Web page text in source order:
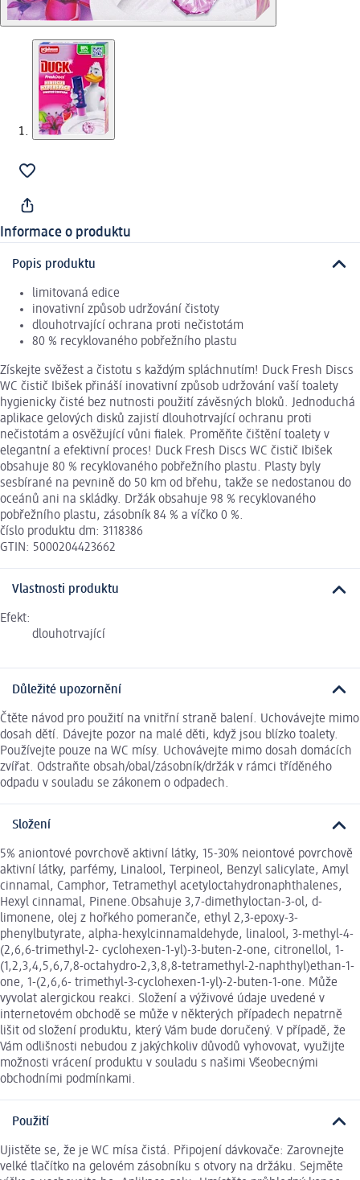
Informace o produktu
Popis produktu
limitovaná edice
inovativní způsob udržování čistoty
dlouhotrvající ochrana proti nečistotám
80 % recyklovaného pobřežního plastu
Získejte svěžest a čistotu s každým spláchnutím! Duck Fresh Discs
WC čistič Ibišek přináší inovativní způsob udržování vaší toalety
hygienicky čisté bez nutnosti použití závěsných bloků. Jednoduchá
aplikace gelových disků zajistí dlouhotrvající ochranu proti
nečistotám a osvěžující vůni fialek. Proměňte čištění toalety v
elegantní a efektivní proces! Duck Fresh Discs WC čistič Ibišek
obsahuje 80 % recyklovaného pobřežního plastu. Plasty byly
sesbírané na pevnině do 50 km od břehu, takže se nedostanou do
oceánů ani na skládky. Držák obsahuje 98 % recyklovaného
pobřežního plastu, zásobník 84 % a víčko 0 %.
číslo produktu dm: 3118386
GTIN: 5000204423662
Vlastnosti produktu
Efekt:
dlouhotrvající
Důležité upozornění
Čtěte návod pro použití na vnitřní straně balení. Uchovávejte mimo
dosah dětí. Dávejte pozor na malé děti, když jsou blízko toalety.
Používejte pouze na WC mísy. Uchovávejte mimo dosah domácích
zvířat. Odstraňte obsah/obal/zásobník/držák v rámci tříděného
odpadu v souladu se zákonem o odpadech.
Složení
5% aniontové povrchově aktivní látky, 15-30% neiontové povrchově
aktivní látky, parfémy, Linalool, Terpineol, Benzyl salicylate, Amyl
cinnamal, Camphor, Tetramethyl acetyloctahydronaphthalenes,
Hexyl cinnamal, Pinene.Obsahuje 3,7-dimethyloctan-3-ol, d-
limonene, olej z hořkého pomeranče, ethyl 2,3-epoxy-3-
phenylbutyrate, alpha-hexylcinnamaldehyde, linalool, 3-methyl-4-
(2,6,6-trimethyl-2- cyclohexen-1-yl)-3-buten-2-one, citronellol, 1-
(1,2,3,4,5,6,7,8-octahydro-2,3,8,8-tetramethyl-2-naphthyl)ethan-1-
one, 1-(2,6,6- trimethyl-3-cyclohexen-1-yl)-2-buten-1-one. Může
vyvolat alergickou reakci. Složení a výživové údaje uvedené v
internetovém obchodě se může v některých případech nepatrně
lišit od složení produktu, který Vám bude doručený. V případě, že
Vám odlišnosti nebudou z jakýchkoliv důvodů vyhovovat, využijte
možnosti vrácení produktu v souladu s našimi Všeobecnými
obchodními podmínkami.
Použití
Ujistěte se, že je WC mísa čistá. Připojení dávkovače: Zarovnejte
velké tlačítko na gelovém zásobníku s otvory na držáku. Sejměte